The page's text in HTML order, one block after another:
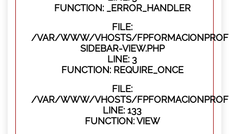
FUNCTION: _ERROR_HANDLER
FILE:
/VAR/WWW/VHOSTS/
SIDEBAR-VIEW.PHP
LINE: 3
FUNCTION: REQUIRE_ONCE
FILE:
/VAR/WWW/VHOSTS/
LINE: 133
FUNCTION: VIEW